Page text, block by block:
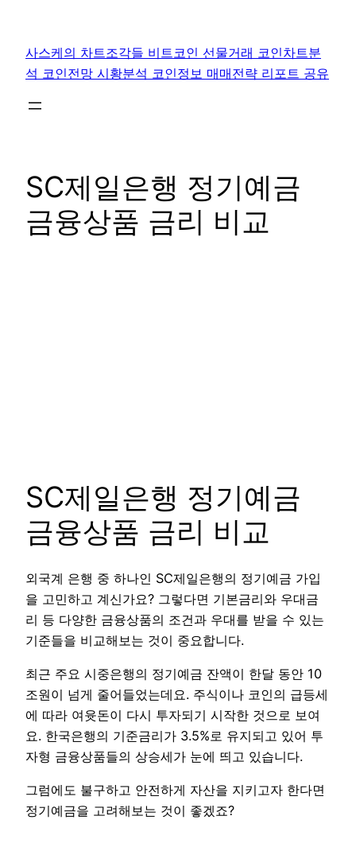
사스케의 차트조각들 비트코인 선물거래 코인차트분
석 코인전망 시황분석 코인정보 매매전략 리포트 공유
SC제일은행 정기예금
금융상품 금리 비교
SC제일은행 정기예금
금융상품 금리 비교
외국계 은행 중 하나인 SC제일은행의 정기예금 가입
을 고민하고 계신가요? 그렇다면 기본금리와 우대금
리 등 다양한 금융상품의 조건과 우대를 받을 수 있는
기준들을 비교해보는 것이 중요합니다.
최근 주요 시중은행의 정기예금 잔액이 한달 동안 10
조원이 넘게 줄어들었는데요. 주식이나 코인의 급등세
에 따라 여윳돈이 다시 투자되기 시작한 것으로 보여
요. 한국은행의 기준금리가 3.5%로 유지되고 있어 투
자형 금융상품들의 상승세가 눈에 띄고 있습니다.
그럼에도 불구하고 안전하게 자산을 지키고자 한다면
정기예금을 고려해보는 것이 좋겠죠?